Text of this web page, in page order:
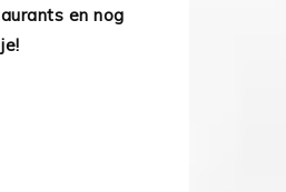
en nog